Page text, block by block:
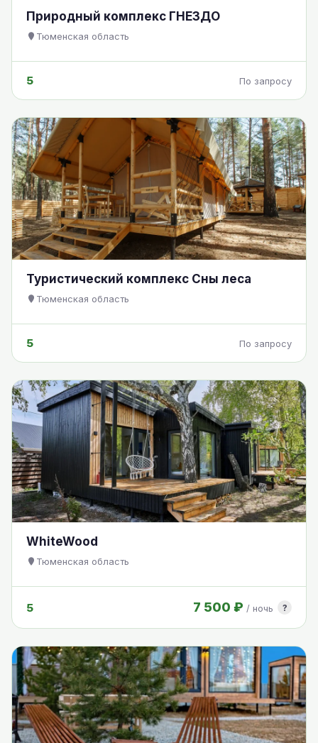
Природный комплекс ГНЕЗДО
Тюменская область
5 По запросу
Туристический комплекс Сны леса
Тюменская область
5 По запросу
WhiteWood
Тюменская область
5 7 500 ₽ / ночь ?